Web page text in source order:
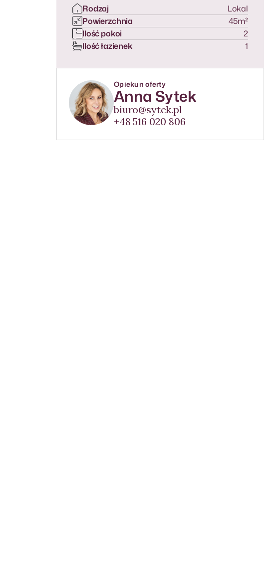
Rodzaj
Lokal
Powierzchnia
45m²
Ilość pokoi
2
Ilość łazienek
1
Opiekun oferty
Anna Sytek
biuro@sytek.pl
+48 516 020 806